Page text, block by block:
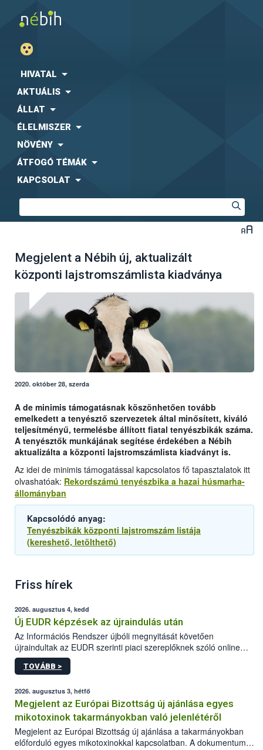
HIVATAL
AKTUÁLIS
ÁLLAT
ÉLELMISZER
NÖVÉNY
ÁTFOGÓ TÉMÁK
KAPCSOLAT
Megjelent a Nébih új, aktualizált
központi lajstromszámlista kiadványa
2020. október 28, szerda
A de minimis támogatásnak köszönhetően tovább
emelkedett a tenyésztő szervezetek által minősített, kiváló
teljesítményű, termelésbe állított fiatal tenyészbikák száma.
A tenyésztők munkájának segítése érdekében a Nébih
aktualizálta a központi lajstromszámlista kiadványt is.
Az idei de minimis támogatással kapcsolatos fő tapasztalatok itt
olvashatóak: Rekordszámú tenyészbika a hazai húsmarha-
állományban
Kapcsolódó anyag:
Tenyészbikák központi lajstromszám listája
(kereshető, letölthető)
Friss hírek
2026. augusztus 4, kedd
Új EUDR képzések az újraindulás után
Az Információs Rendszer újbóli megnyitását követően
újraindultak az EUDR szerinti piaci szereplőknek szóló online
képzések.
TOVÁBB >
2026. augusztus 3, hétfő
Megjelent az Európai Bizottság új ajánlása egyes
mikotoxinok takarmányokban való jelenlétéről
Megjelent az Európai Bizottság új ajánlása a takarmányokban
előforduló egyes mikotoxinokkal kapcsolatban. A dokumentum